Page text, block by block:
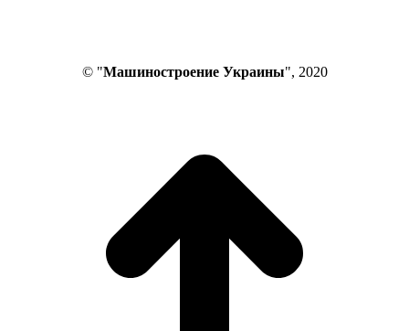
© "Машиностроение Украины", 2020